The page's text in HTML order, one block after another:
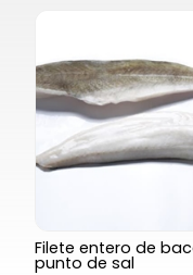
Filete entero de
punto de sal